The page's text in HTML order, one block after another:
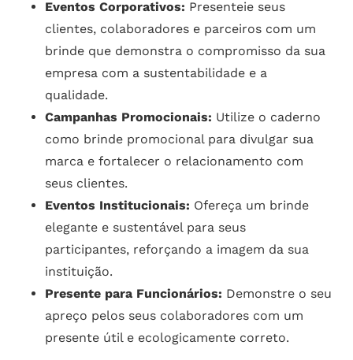
Eventos Corporativos: Presenteie seus
clientes, colaboradores e parceiros com um
brinde que demonstra o compromisso da sua
empresa com a sustentabilidade e a
qualidade.
Campanhas Promocionais: Utilize o caderno
como brinde promocional para divulgar sua
marca e fortalecer o relacionamento com
seus clientes.
Eventos Institucionais: Ofereça um brinde
elegante e sustentável para seus
participantes, reforçando a imagem da sua
instituição.
Presente para Funcionários: Demonstre o seu
apreço pelos seus colaboradores com um
presente útil e ecologicamente correto.